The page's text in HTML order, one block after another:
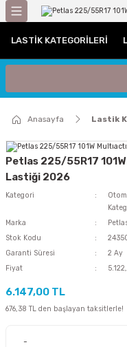
/ C Grubu
Lastiği
LASTIK KATEGORILERI
Anasayfa Lastik
Petlas 225/55R17
Lastiği 2026
Kategori
Marka
Stok Kodu
Garanti Süresi
2 Ay
Fiyat
6.147,00 TL
676,38 TL den başlayan taksitlerle!
-